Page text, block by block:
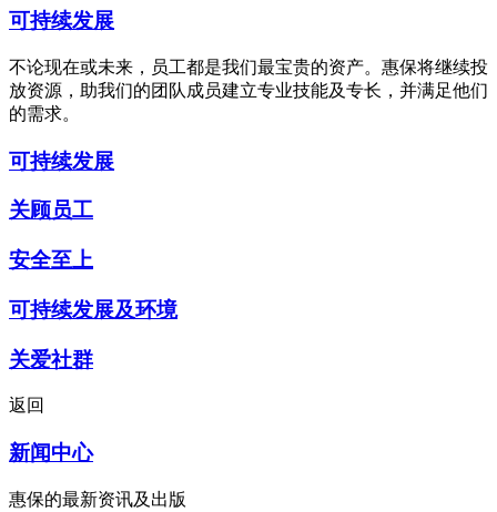
可持续发展
不论现在或未来，员工都是我们最宝贵的资产。惠保将继续投
放资源，助我们的团队成员建立专业技能及专长，并满足他们
的需求。
可持续发展
关顾员工
安全至上
可持续发展及环境
关爱社群
返回
新闻中心
惠保的最新资讯及出版